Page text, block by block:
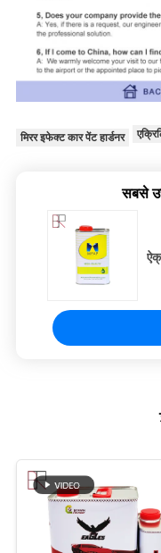
मिरर इफेक्ट कार पेंट हार्डनर
सबसे